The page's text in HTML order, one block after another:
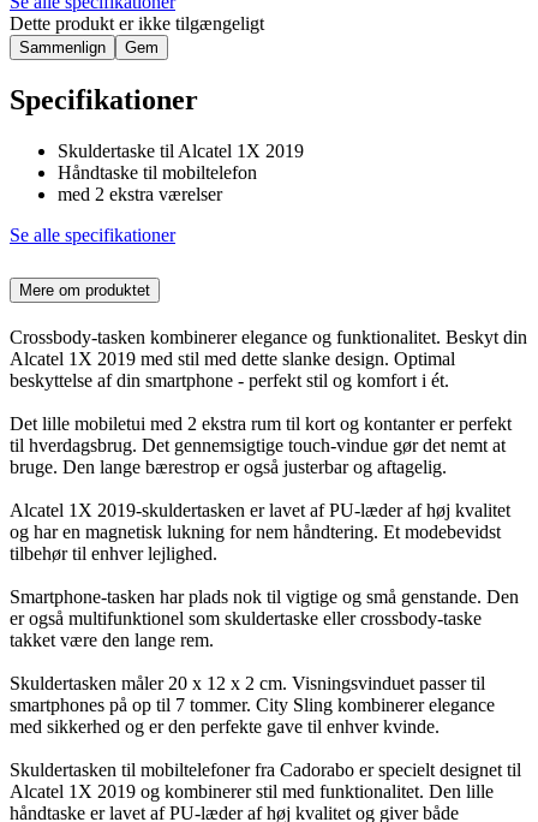
Dette produkt er ikke tilgængeligt
Sammenlign Gem
Specifikationer
Skuldertaske til Alcatel 1X 2019
Håndtaske til mobiltelefon
med 2 ekstra værelser
Se alle specifikationer
Mere om produktet
Crossbody-tasken kombinerer elegance og funktionalitet. Beskyt din
Alcatel 1X 2019 med stil med dette slanke design. Optimal
beskyttelse af din smartphone - perfekt stil og komfort i ét.
Det lille mobiletui med 2 ekstra rum til kort og kontanter er perfekt
til hverdagsbrug. Det gennemsigtige touch-vindue gør det nemt at
bruge. Den lange bærestrop er også justerbar og aftagelig.
Alcatel 1X 2019-skuldertasken er lavet af PU-læder af høj kvalitet
og har en magnetisk lukning for nem håndtering. Et modebevidst
tilbehør til enhver lejlighed.
Smartphone-tasken har plads nok til vigtige og små genstande. Den
er også multifunktionel som skuldertaske eller crossbody-taske
takket være den lange rem.
Skuldertasken måler 20 x 12 x 2 cm. Visningsvinduet passer til
smartphones på op til 7 tommer. City Sling kombinerer elegance
med sikkerhed og er den perfekte gave til enhver kvinde.
Skuldertasken til mobiltelefoner fra Cadorabo er specielt designet til
Alcatel 1X 2019 og kombinerer stil med funktionalitet. Den lille
håndtaske er lavet af PU-læder af høj kvalitet og giver både